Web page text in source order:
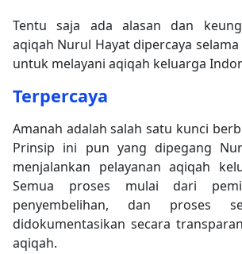
Tentu saja ada alasan dan
aqiqah Nurul Hayat dipercaya
untuk melayani aqiqah keluarga
Terpercaya
Amanah adalah salah satu kunci
Prinsip ini pun yang dipegang
menjalankan pelayanan aqiqah
Semua proses mulai dari
penyembelihan, dan proses
didokumentasikan secara
aqiqah.